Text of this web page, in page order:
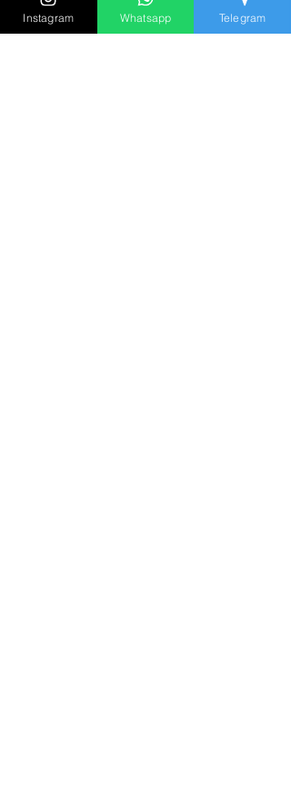
Instagram Whatsapp Telegram